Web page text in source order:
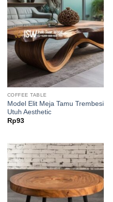
COFFEE TABLE
Model Elit Meja Tamu Trembesi
Utuh Aesthetic
Rp93